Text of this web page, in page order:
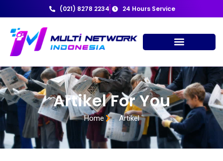
(021) 8278 2234 24 Hours Service
Artikel For You
Home Artikel